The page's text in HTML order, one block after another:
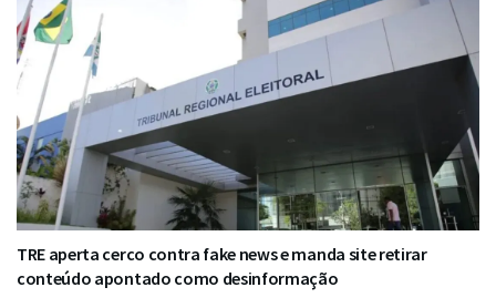
TRE aperta cerco contra fake news e manda site retirar
conteúdo apontado como desinformação